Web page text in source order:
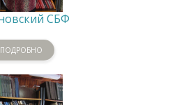
СБФ
ПОДРОБНО